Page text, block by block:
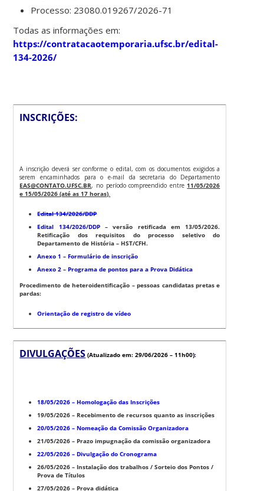
Processo: 23080.019267/2026-71
Todas as informações em:
https://contratacaotemporaria.ufsc.br/edital-
134-2026/
INSCRIÇÕES:
A inscrição deverá ser conforme o edital, com os documentos exigidos a
serem encaminhados para o e-mail da secretaria do Departamento
EAS@CONTATO.UFSC.BR, no período compreendido entre11/05/2026
e 15/05/2026 (até as 17 horas)
Edital 134/2026/DDP
Edital 134/2026/DDP– versão retificada em 13/05/2026.
Retificação dos requisitos do processo seletivo do
Departamento de História – HST/CFH.
Anexo 1 – Formulário de inscrição
Anexo 2 – Programa de pontos para a Prova Didática
Procedimento de heteroidentificação – pessoas candidatas pretas e
pardas:
Orientação de registro de vídeo
DIVULGAÇÕES (Atualizado em: 29/06/2026 – 11h00):
18/05/2026 – Homologação das Inscrições
19/05/2026 – Recebimento de recursos quanto as inscrições
20/05/2026 – Nomeação da Comissão Organizadora
21/05/2026 – Prazo impugnação da comissão organizadora
22/05/2026 – Divulgação do Cronograma
26/05/2026 – Instalação dos trabalhos / Sorteio dos Pontos /
Prova de Títulos
27/05/2026 – Prova didática